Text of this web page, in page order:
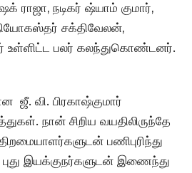
ராஜா, நடிகர் ஷ்யாம் குமார்,
சக்திவேலன்,
உள்ளிட்ட பலர் கலந்துகொண்டனர்.
ஜீ. வி. பிரகாஷ்குமார்
நான் சிறிய வயதிலிருந்தே
பணிபுரிந்து
இயக்குநர்களுடன் இணைந்து